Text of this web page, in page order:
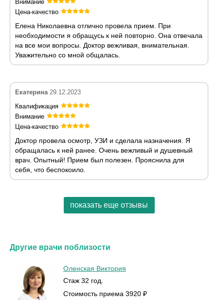
Внимание
Цена-качество
Елена Николаевна отлично провела прием. При
необходимости я обращусь к ней повторно. Она отвечала
на все мои вопросы. Доктор вежливая, внимательная.
Уважительно со мной общалась.
Екатерина 29.12.2023
Квалификация
Внимание
Цена-качество
Доктор провела осмотр, УЗИ и сделала назначения. Я
обращалась к ней ранее. Очень вежливый и душевный
врач. Опытный! Прием был полезен. Прояснила для
себя, что беспокоило.
показать еще отзывы
Другие врачи поблизости
Оленская Виктория
Стаж 32 год.
Стоимость приема 3920 ₽